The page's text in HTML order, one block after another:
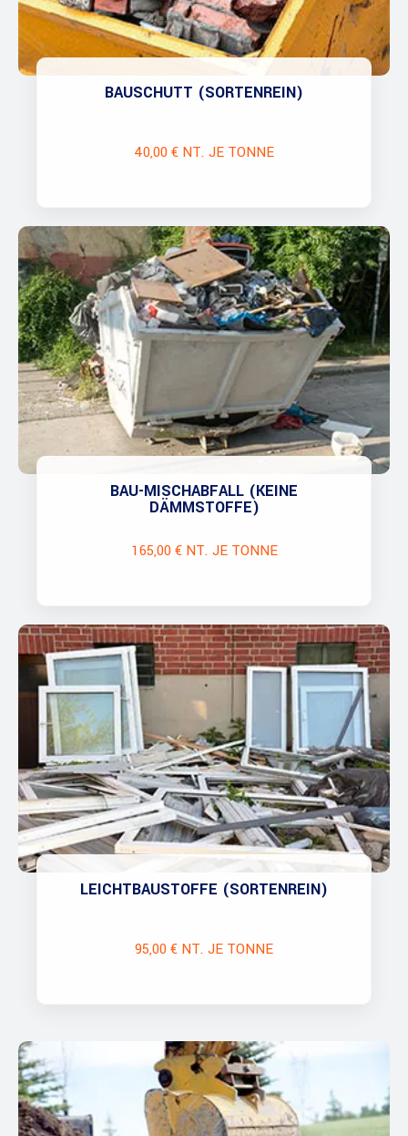
BAUSCHUTT (SORTENREIN)
40,00 € NT. JE TONNE
BAU-MISCHABFALL (KEINE
DÄMMSTOFFE)
165,00 € NT. JE TONNE
LEICHTBAUSTOFFE (SORTENREIN)
95,00 € NT. JE TONNE